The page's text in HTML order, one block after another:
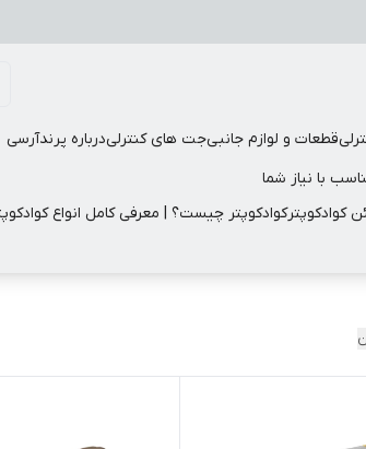
قطعات و لوازم جانبیجت های کنترلیدرباره پرندآرسی
با نیاز شما
کوادکوپترکوادکوپتر چیست؟ | معرفی کامل انواع